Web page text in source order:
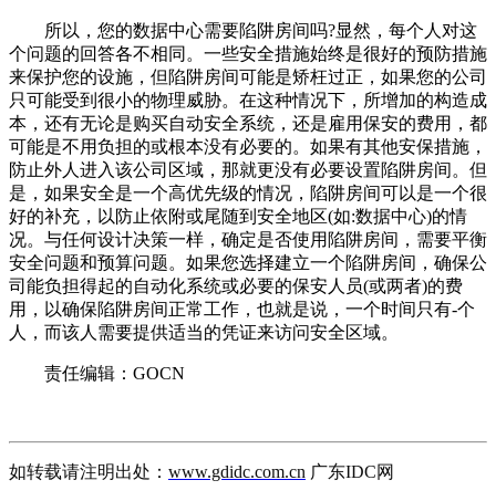
所以，您的数据中心需要陷阱房间吗?显然，每个人对这
个问题的回答各不相同。一些安全措施始终是很好的预防措施
来保护您的设施，但陷阱房间可能是矫枉过正，如果您的公司
只可能受到很小的物理威胁。在这种情况下，所增加的构造成
本，还有无论是购买自动安全系统，还是雇用保安的费用，都
可能是不用负担的或根本没有必要的。如果有其他安保措施，
防止外人进入该公司区域，那就更没有必要设置陷阱房间。但
是，如果安全是一个高优先级的情况，陷阱房间可以是一个很
好的补充，以防止依附或尾随到安全地区(如:数据中心)的情
况。与任何设计决策一样，确定是否使用陷阱房间，需要平衡
安全问题和预算问题。如果您选择建立一个陷阱房间，确保公
司能负担得起的自动化系统或必要的保安人员(或两者)的费
用，以确保陷阱房间正常工作，也就是说，一个时间只有-个
人，而该人需要提供适当的凭证来访问安全区域。
责任编辑：GOCN
如转载请注明出处： www.gdidc.com.cn 广东IDC网